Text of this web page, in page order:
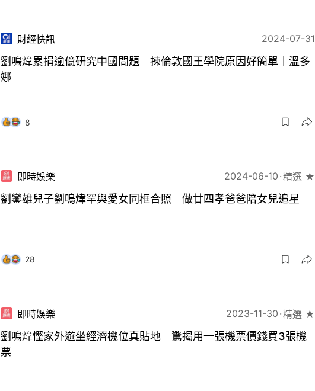
財經快訊 2024-07-31
劉鳴煒累捐逾億研究中國問題 揀倫敦國王學院原因好簡單｜溫多
娜
8
即時娛樂 2024-06-10 精選 ★
劉鑾雄兒子劉鳴煒罕與愛女同框合照 做廿四孝爸爸陪女兒追星
28
即時娛樂 2023-11-30 精選 ★
劉鳴煒慳家外遊坐經濟機位真貼地 驚揭用一張機票價錢買3張機
票